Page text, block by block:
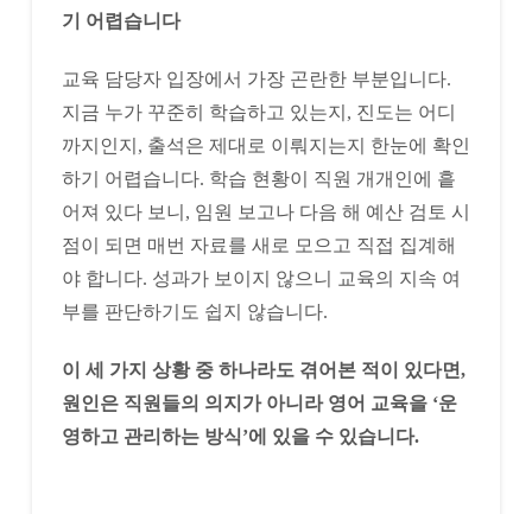
기 어렵습니다
교육 담당자 입장에서 가장 곤란한 부분입니다.
지금 누가 꾸준히 학습하고 있는지, 진도는 어디
까지인지, 출석은 제대로 이뤄지는지 한눈에 확인
하기 어렵습니다. 학습 현황이 직원 개개인에 흩
어져 있다 보니, 임원 보고나 다음 해 예산 검토 시
점이 되면 매번 자료를 새로 모으고 직접 집계해
야 합니다. 성과가 보이지 않으니 교육의 지속 여
부를 판단하기도 쉽지 않습니다.
이 세 가지 상황 중 하나라도 겪어본 적이 있다면,
원인은 직원들의 의지가 아니라 영어 교육을 ‘운
영하고 관리하는 방식’에 있을 수 있습니다.